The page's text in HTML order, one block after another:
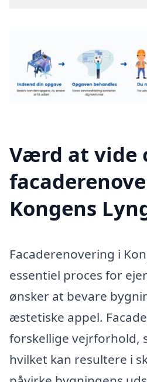
Værd at vide
Kongens
Facaderenovering i
essentiel proces for
ønsker at bevare
æstetiske appel.
forskellige vejrforhold,
hvilket kan resultere i